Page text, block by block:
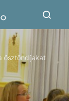
ösztöndíjakat